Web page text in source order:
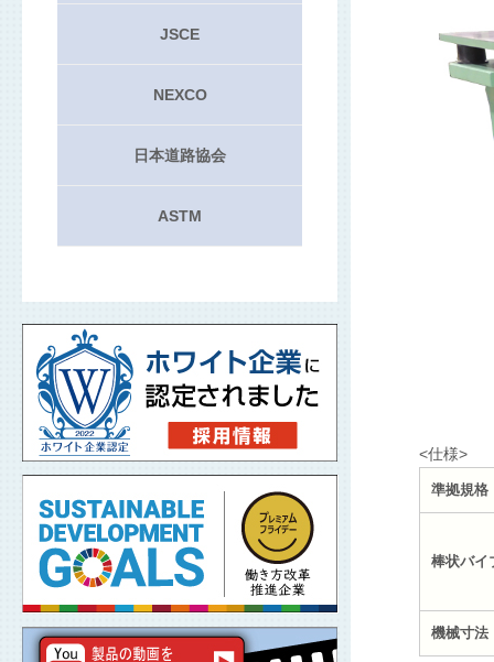
<仕様>
準拠規格
棒状バイ
機械寸法
JSCE
NEXCO
日本道路協会
ASTM